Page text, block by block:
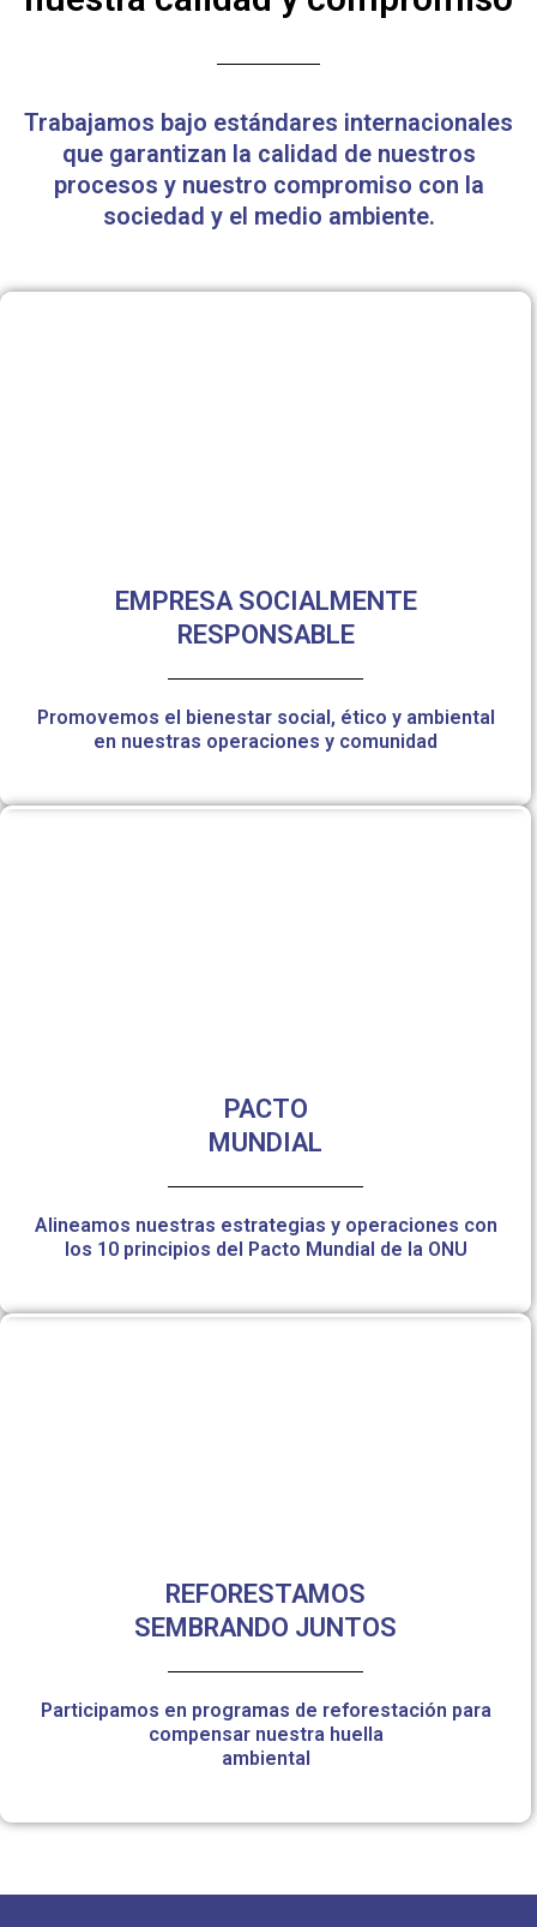
Trabajamos bajo estándares internacionales
que garantizan la calidad de nuestros
procesos y nuestro compromiso con la
sociedad y el medio ambiente.
EMPRESA SOCIALMENTE
RESPONSABLE
Promovemos el bienestar social, ético y ambiental
en nuestras operaciones y comunidad
PACTO
MUNDIAL
Alineamos nuestras estrategias y operaciones con
los 10 principios del Pacto Mundial de la ONU
REFORESTAMOS
SEMBRANDO JUNTOS
Participamos en programas de reforestación para
compensar nuestra huella
ambiental